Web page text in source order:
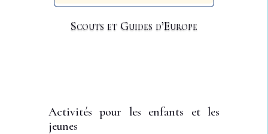
Scouts et Guides d’Europe
Activités pour les enfants et les
jeunes